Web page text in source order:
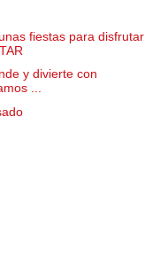
fiestas para disfrutar
y divierte con
...